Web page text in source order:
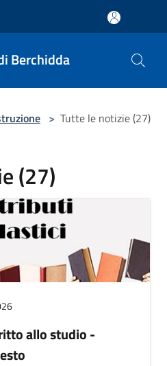
Berchidda
> Tutte le notizie (27)
(27)
allo studio -